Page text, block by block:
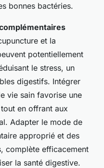
bonnes bactéries.
et la
potentiellement
le stress, un
digestifs. Intégrer
vie sain favorise une
en offrant aux
Adapter le mode de
approprié et des
complète efficacement
la santé digestive.